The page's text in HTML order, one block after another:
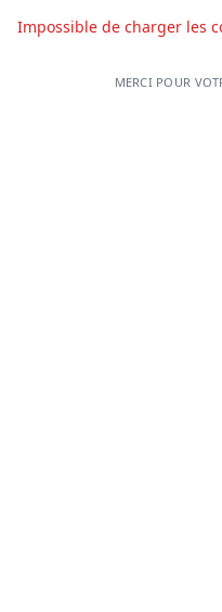
Impossible de charger les
MERCI POUR